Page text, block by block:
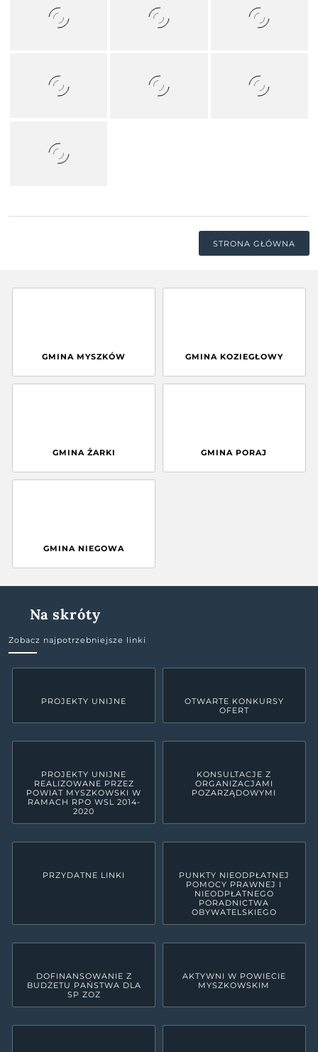
STRONA GŁÓWNA
GMINA MYSZKÓW GMINA KOZIEGŁOWY
GMINA ŻARKI GMINA PORAJ
GMINA NIEGOWA
Na skróty
Zobacz najpotrzebniejsze linki
PROJEKTY UNIJNE
OTWARTE KONKURSY
OFERT
PROJEKTY UNIJNE
REALIZOWANE PRZEZ
POWIAT MYSZKOWSKI W
RAMACH RPO WSL 2014-
2020
KONSULTACJE Z
ORGANIZACJAMI
POZARZĄDOWYMI
PRZYDATNE LINKI
PUNKTY NIEODPŁATNEJ
POMOCY PRAWNEJ I
NIEODPŁATNEGO
PORADNICTWA
OBYWATELSKIEGO
DOFINANSOWANIE Z
BUDŻETU PAŃSTWA DLA
SP ZOZ
AKTYWNI W POWIECIE
MYSZKOWSKIM